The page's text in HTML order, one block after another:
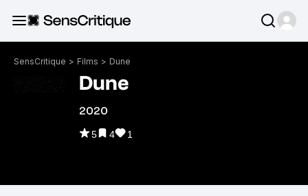
SensCritique > Films > Dune
Dune
2020
5 4 1